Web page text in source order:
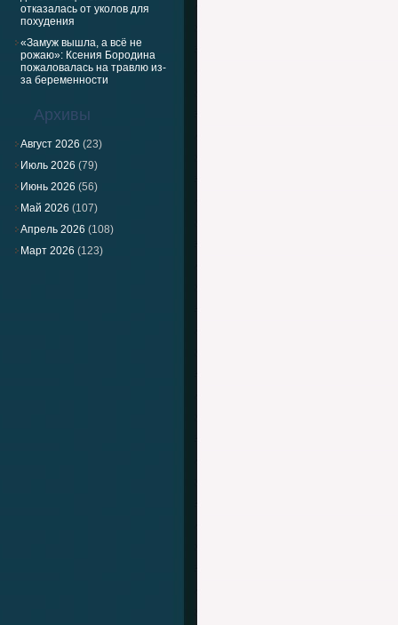
отказалась от уколов для
похудения
«Замуж вышла, а всё не
рожаю»: Ксения Бородина
пожаловалась на травлю из-
за беременности
Архивы
Август 2026 (23)
Июль 2026 (79)
Июнь 2026 (56)
Май 2026 (107)
Апрель 2026 (108)
Март 2026 (123)